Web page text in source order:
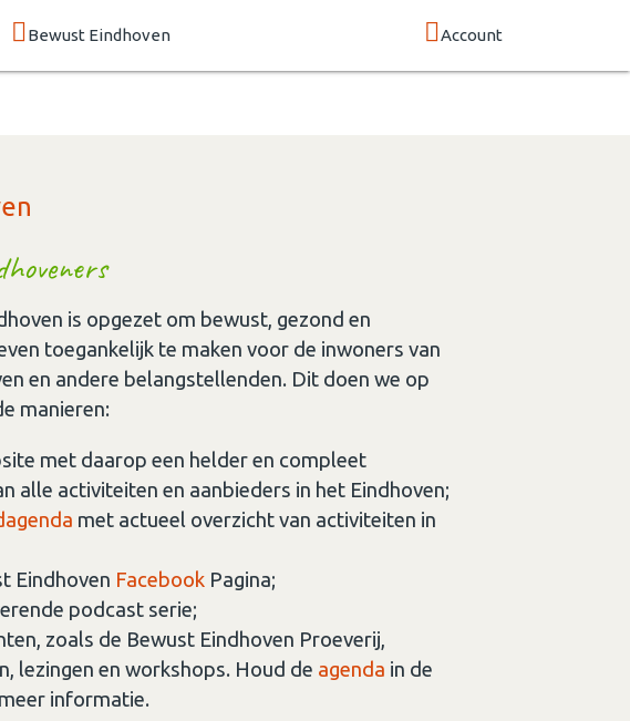
Bewust Eindhoven Account
is opgezet om bewust, gezond en
toegankelijk te maken voor de inwoners van
en andere belangstellenden. Dit doen we op
manieren:
met daarop een helder en compleet
alle activiteiten en aanbieders in het Eindhoven;
met actueel overzicht van activiteiten in
Eindhoven FacebookPagina;
podcast serie;
zoals de Bewust Eindhoven Proeverij,
lezingen en workshops. Houd de agenda in de
informatie.